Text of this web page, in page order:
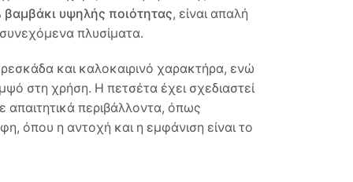
βαμβάκι υψηλής ποιότητας, είναι απαλή
πλυσίματα.
και καλοκαιρινό χαρακτήρα, ενώ
στη χρήση. Η πετσέτα έχει σχεδιαστεί
απαιτητικά περιβάλλοντα, όπως
όπου η αντοχή και η εμφάνιση είναι το